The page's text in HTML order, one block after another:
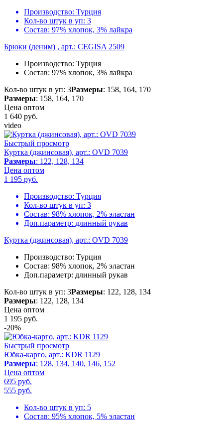
Производство: Турция
Кол-во штук в уп: 3
Состав: 97% хлопок, 3% лайкра
Брюки (деним) , арт.: CEGISA 2509
Производство: Турция
Состав: 97% хлопок, 3% лайкра
Кол-во штук в уп: 3Размеры: 158, 164, 170
Размеры: 158, 164, 170
Цена оптом
1 640 руб.
video
Быстрый просмотр
Куртка (джинсовая), арт.: OVD 7039
Размеры: 122, 128, 134
Цена оптом
1 195 руб.
Производство: Турция
Кол-во штук в уп: 3
Состав: 98% хлопок, 2% эластан
Доп.параметр: длинный рукав
Куртка (джинсовая), арт.: OVD 7039
Производство: Турция
Состав: 98% хлопок, 2% эластан
Доп.параметр: длинный рукав
Кол-во штук в уп: 3Размеры: 122, 128, 134
Размеры: 122, 128, 134
Цена оптом
1 195 руб.
-20%
Быстрый просмотр
Юбка-карго, арт.: KDR 1129
Размеры: 128, 134, 140, 146, 152
Цена оптом
695 руб.
555 руб.
Кол-во штук в уп: 5
Состав: 95% хлопок, 5% эластан